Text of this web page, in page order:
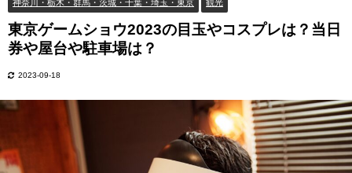
神奈川・栃木・群馬・茨城・千葉・埼玉・東京 観光
東京ゲームショウ2023の目玉やコスプレは？当日
券や屋台や駐車場は？
2023-09-18